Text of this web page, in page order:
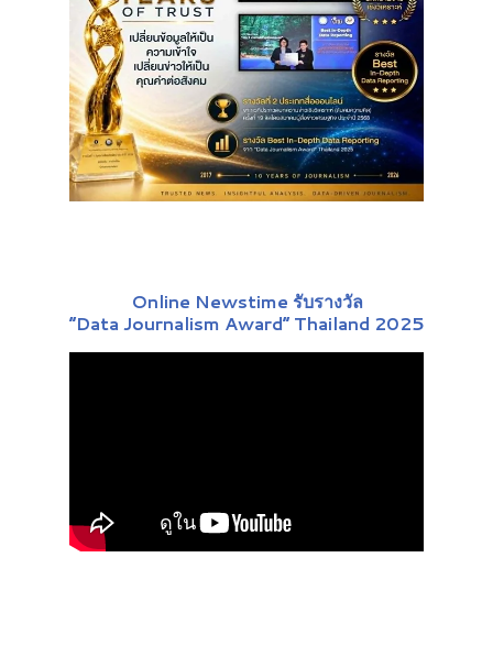
Online Newstime รับรางวัล
“Data Journalism Award” Thailand 2025